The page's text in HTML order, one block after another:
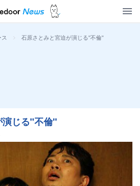
> 石原さとみと宮迫が演じる"不倫"
演じる"不倫"